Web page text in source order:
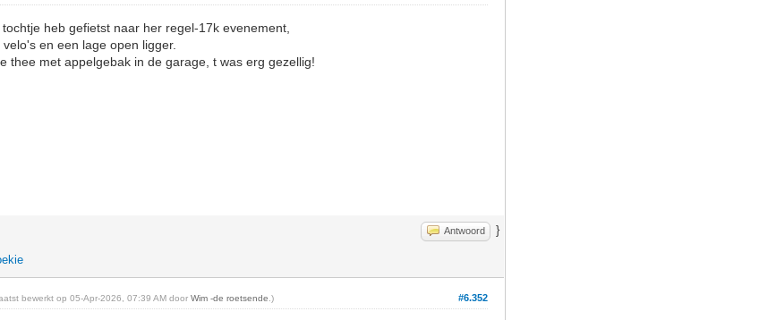
heb gefietst naar her regel-17k evenement,
en een lage open ligger.
thee met appelgebak in de garage, t was erg gezellig!
Antwoord }
#6.352
bewerkt op 05-Apr-2026, 07:39 AM doorWim -de roetsende .)